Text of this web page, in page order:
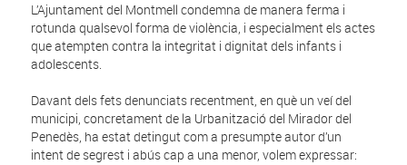
L’Ajuntament del Montmell condemna de manera ferma i
rotunda qualsevol forma de violència, i especialment els actes
que atempten contra la integritat i dignitat dels infants i
adolescents.
Davant dels fets denunciats recentment, en què un veí del
municipi, concretament de la Urbanització del Mirador del
Penedès, ha estat detingut com a presumpte autor d’un
intent de segrest i abús cap a una menor, volem expressar: